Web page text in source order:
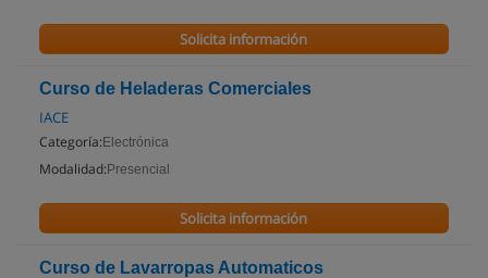
Solicita información
Curso de Heladeras Comerciales
IACE
Categoría: Electrónica
Modalidad: Presencial
Solicita información
Curso de Lavarropas Automaticos